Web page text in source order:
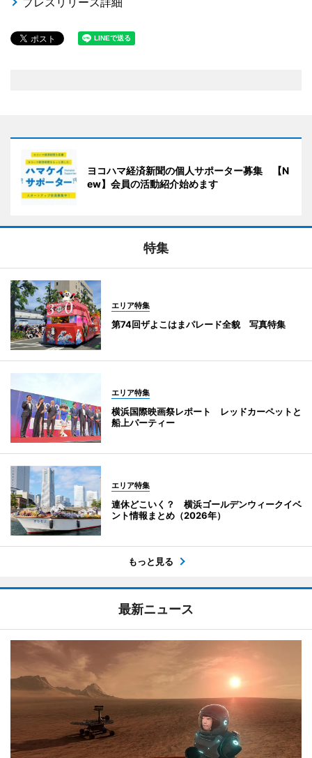
ヨコハマ経済新聞の個人サポーター募集 【N
ew】会員の活動紹介始めます
特集
エリア特集
第74回ザよこはまパレード全貌 写真特集
エリア特集
横浜国際映画祭レポート レッドカーペットと
船上パーティー
エリア特集
連休どこいく？ 横浜ゴールデンウィークイベ
ント情報まとめ（2026年）
もっと見る
最新ニュース